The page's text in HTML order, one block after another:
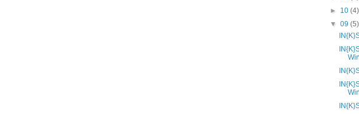
► 10(4)
▼09(5)